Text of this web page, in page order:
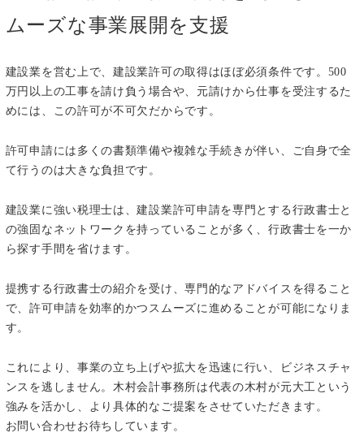
ムーズな事業展開を支援
建設業を営む上で、建設業許可の取得はほぼ必須条件です。500
万円以上の工事を請け負う場合や、元請けから仕事を受注するた
めには、この許可が不可欠だからです。
許可申請には多くの書類準備や複雑な手続きが伴い、ご自身で全
て行うのは大きな負担です。
建設業に強い税理士は、建設業許可申請を専門とする行政書士と
の強固なネットワークを持っていることが多く、行政書士を一か
ら探す手間を省けます。
提携する行政書士の紹介を受け、専門的なアドバイスを得ること
で、許可申請を効率的かつスムーズに進めることが可能になりま
す。
これにより、事業の立ち上げや拡大を迅速に行い、ビジネスチャ
ンスを逃しません。木村会計事務所は代表の木村が元大工という
強みを活かし、より具体的なご提案をさせていただきます。
お問い合わせお待ちしています。